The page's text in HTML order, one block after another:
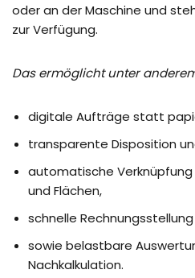
oder an der Maschine und
zur Verfügung.
Das ermöglicht unter
digitale Aufträge statt
transparente Disposition
automatische Verknüpfung
und Flächen,
schnelle
sowie belastbare
Nachkalkulation.